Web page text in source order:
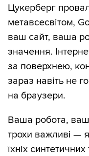
Цукерберг
метавсесвітом,
ваш сайт, ваша
значення.
за поверхнею,
зараз навіть не
на браузери.
Ваша робота,
трохи важливі —
їхніх